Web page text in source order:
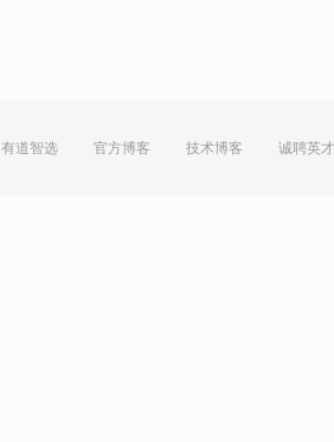
有道智选 官方博客 技术博客 诚聘英才